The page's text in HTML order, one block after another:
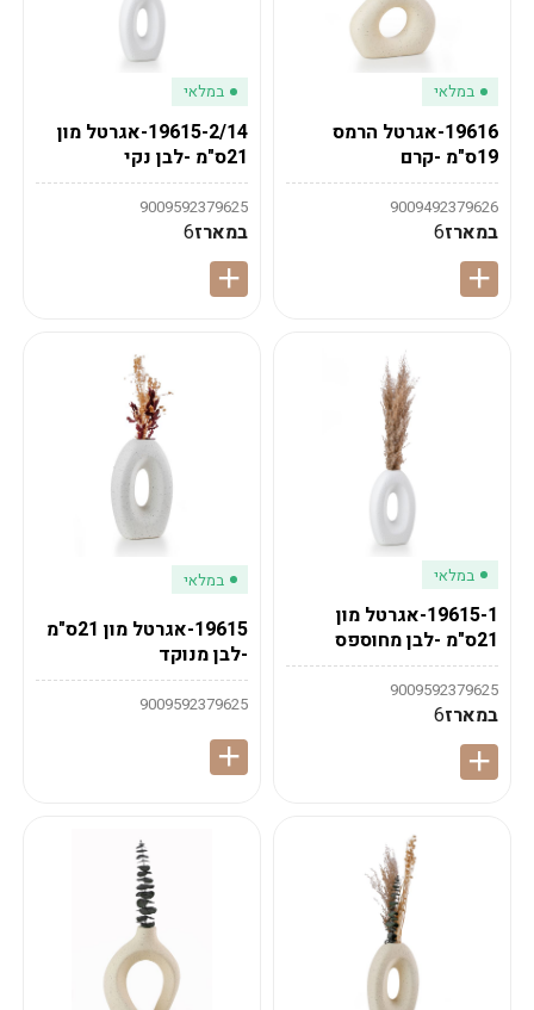
במלאי
19616-אגרטל הרמס
19ס"מ -קרם
9009492379626
במארז6
במלאי
19615-2/14-אגרטל מון
21ס"מ -לבן נקי
9009592379625
במארז6
במלאי
19615-1-אגרטל מון
21ס"מ -לבן מחוספס
9009592379625
במארז6
במלאי
19615-אגרטל מון 21ס"מ
-לבן מנוקד
9009592379625